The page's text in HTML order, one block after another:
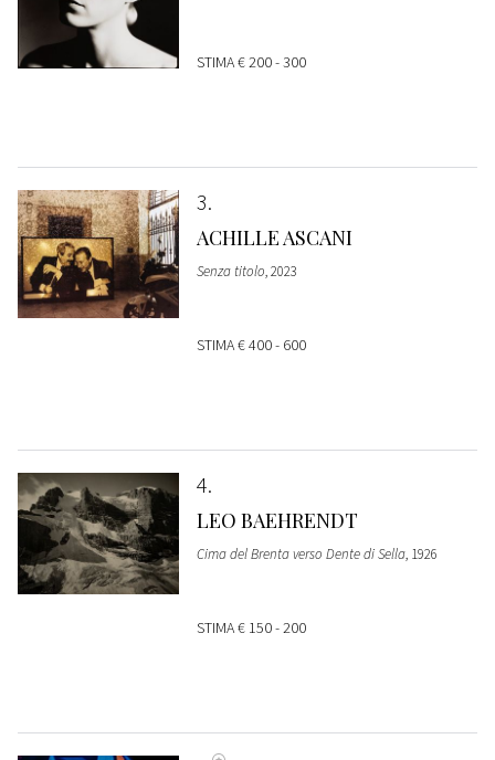
STIMA€ 200 - 300
3
ACHILLE ASCANI
Senza titolo, 2023
STIMA€ 400 - 600
4
LEO BAEHRENDT
Cima del Brenta verso Dente di Sella, 1926
STIMA€ 150 - 200